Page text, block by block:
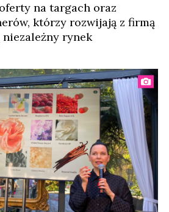
na targach oraz
którzy rozwijają z firmą
rynek